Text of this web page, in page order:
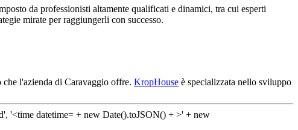
da professionisti altamente qualificati e dinamici, tra cui esperti
mirate per raggiungerli con successo.
che l'azienda di Caravaggio offre. KropHouse è specializzata nello sviluppo